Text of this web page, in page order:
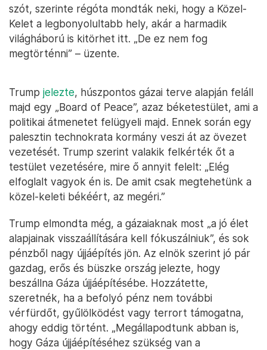
szót, szerinte régóta mondták neki, hogy a Közel-
Kelet a legbonyolultabb hely, akár a harmadik
világháború is kitörhet itt. „De ez nem fog
megtörténni” – üzente.
Trump jelezte, húszpontos gázai terve alapján feláll
majd egy „Board of Peace”, azaz béketestület, ami a
politikai átmenetet felügyeli majd. Ennek során egy
palesztin technokrata kormány veszi át az övezet
vezetését. Trump szerint valakik felkérték őt a
testület vezetésére, mire ő annyit felelt: „Elég
elfoglalt vagyok én is. De amit csak megtehetünk a
közel-keleti békéért, az megéri.”
Trump elmondta még, a gázaiaknak most „a jó élet
alapjainak visszaállítására kell fókuszálniuk”, és sok
pénzből nagy újjáépítés jön. Az elnök szerint jó pár
gazdag, erős és büszke ország jelezte, hogy
beszállna Gáza újjáépítésébe. Hozzátette,
szeretnék, ha a befolyó pénz nem további
vérfürdőt, gyűlölködést vagy terrort támogatna,
ahogy eddig történt. „Megállapodtunk abban is,
hogy Gáza újjáépítéséhez szükség van a